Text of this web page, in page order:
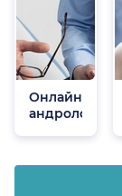
Онлайн
андрологи